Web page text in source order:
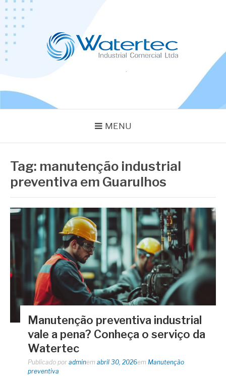
Pular
para
conteúdo
MENU
Tag: manutenção industrial
preventiva em Guarulhos
Manutenção preventiva industrial
vale a pena? Conheça o serviço da
Watertec
Publicado por adminem abril 30, 2026em Manutenção
preventiva